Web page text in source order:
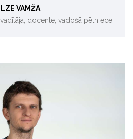
ILZE VAMŽA
docente, vadošā pētniece